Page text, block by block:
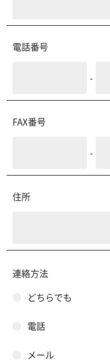
電話番号
-
FAX番号
-
住所
連絡方法
どちらでも
電話
メール